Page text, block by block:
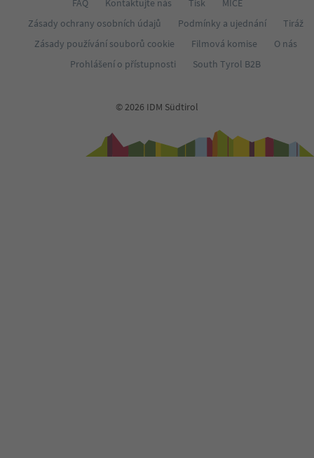
FAQ Kontaktujte nás Tisk
MICE
Zásady ochrany osobních údajů
Podmínky a ujednání
Tiráž
Zásady používání souborů cookie
Filmová komise
O nás
Prohlášení o přístupnosti
South Tyrol B2B
© 2026 IDM Südtirol